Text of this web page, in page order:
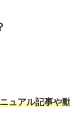
ュアル記事や